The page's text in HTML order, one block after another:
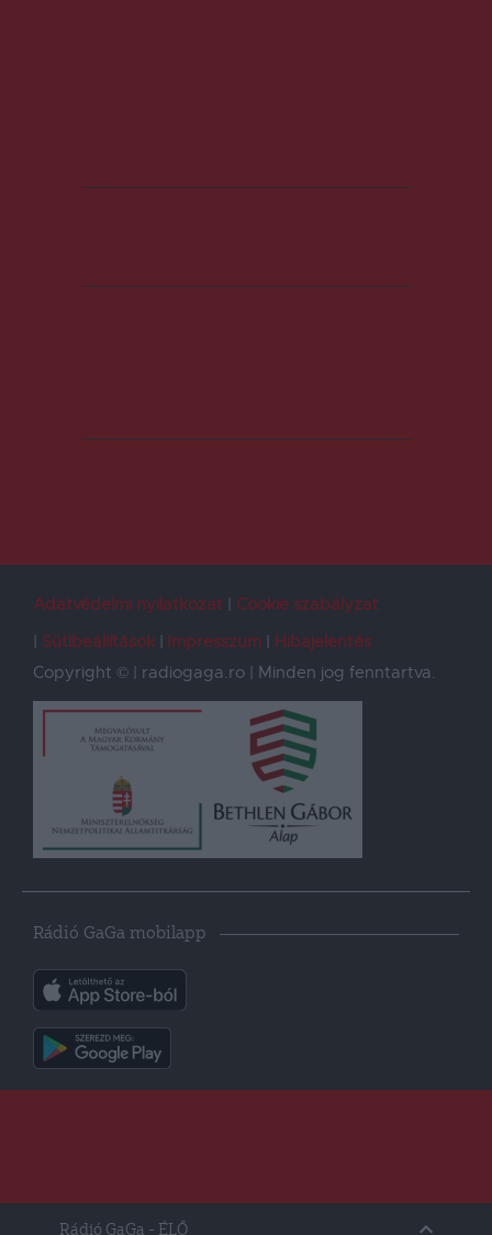
Adatvédelmi nyilatkozat
Cookie szabályzat
Sütibeállítások
Impresszum
Hibajelentés
Copyright © | radiogaga.ro | Minden jog fenntartva.
Rádió GaGa mobilapp
Rádió GaGa - ÉLŐ